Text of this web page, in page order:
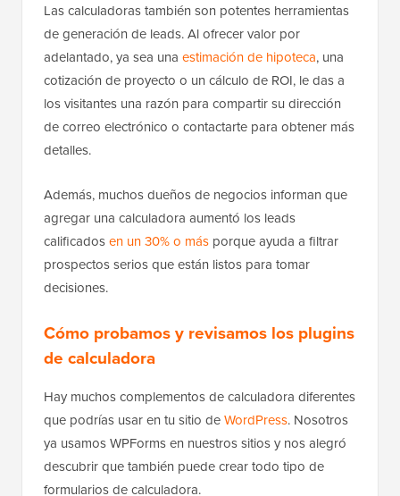
Las calculadoras también son potentes herramientas
de generación de leads. Al ofrecer valor por
adelantado, ya sea una estimación de hipoteca, una
cotización de proyecto o un cálculo de ROI, le das a
los visitantes una razón para compartir su dirección
de correo electrónico o contactarte para obtener más
detalles.
Además, muchos dueños de negocios informan que
agregar una calculadora aumentó los leads
calificadosen un 30% o más porque ayuda a filtrar
prospectos serios que están listos para tomar
decisiones.
Cómo probamos y revisamos los plugins
de calculadora
Hay muchos complementos de calculadora diferentes
que podrías usar en tu sitio deWordPress. Nosotros
ya usamos WPForms en nuestros sitios y nos alegró
descubrir que también puede crear todo tipo de
formularios de calculadora.